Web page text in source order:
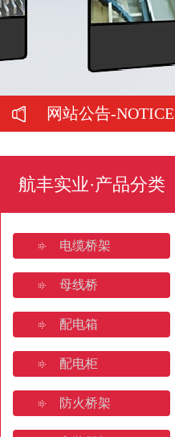
网站公告-NOTICE
航丰实业·产品分类
电缆桥架
母线桥
配电箱
配电柜
防火桥架